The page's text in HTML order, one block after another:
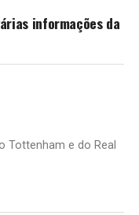
informações da
Tottenham e do Real